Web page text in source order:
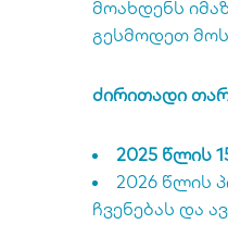
მოახდენს
გესმოდეთ
ძირითადი
2025 წლის
2026 წლის
ჩვენებას და